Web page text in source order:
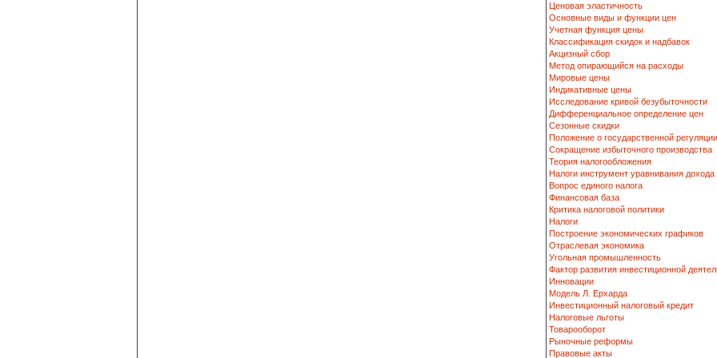
Ценовая эластичность
Основные виды и функции цен
Учетная функция цены
Классификация скидок и надбавок
Акцизный сбор
Метод опирающийся на расходы
Мировые цены
Индикативные цены
Исследование кривой безубыточности
Дифференциальное определение цен
Сезонные скидки
Положение о государственной регуляции
Сокращение избыточного производства
Теория налогообложения
Налоги инструмент уравнивания дохода
Вопрос единого налога
Финансовая база
Критика налоговой политики
Налоги
Построение экономических графиков
Отраслевая экономика
Угольная промышленность
Фактор развития инвестиционной
Инновации
Модель Л. Ерхарда
Инвестиционный налоговый кредит
Налоговые льготы
Товарооборот
Рыночные реформы
Правовые акты